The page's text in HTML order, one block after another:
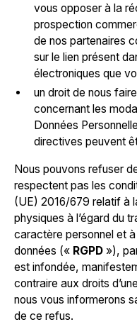
vous opposer à la
prospection
de nos partenaires
sur le lien présent
électroniques que
un droit de nous
concernant les
Données
directives peuvent
Nous pouvons refuser
respectent pas les
(UE) 2016/679 relatif à
physiques à l’égard du
caractère personnel et
données (« RGPD »),
est infondée,
contraire aux droits
nous vous informerons
de ce refus.